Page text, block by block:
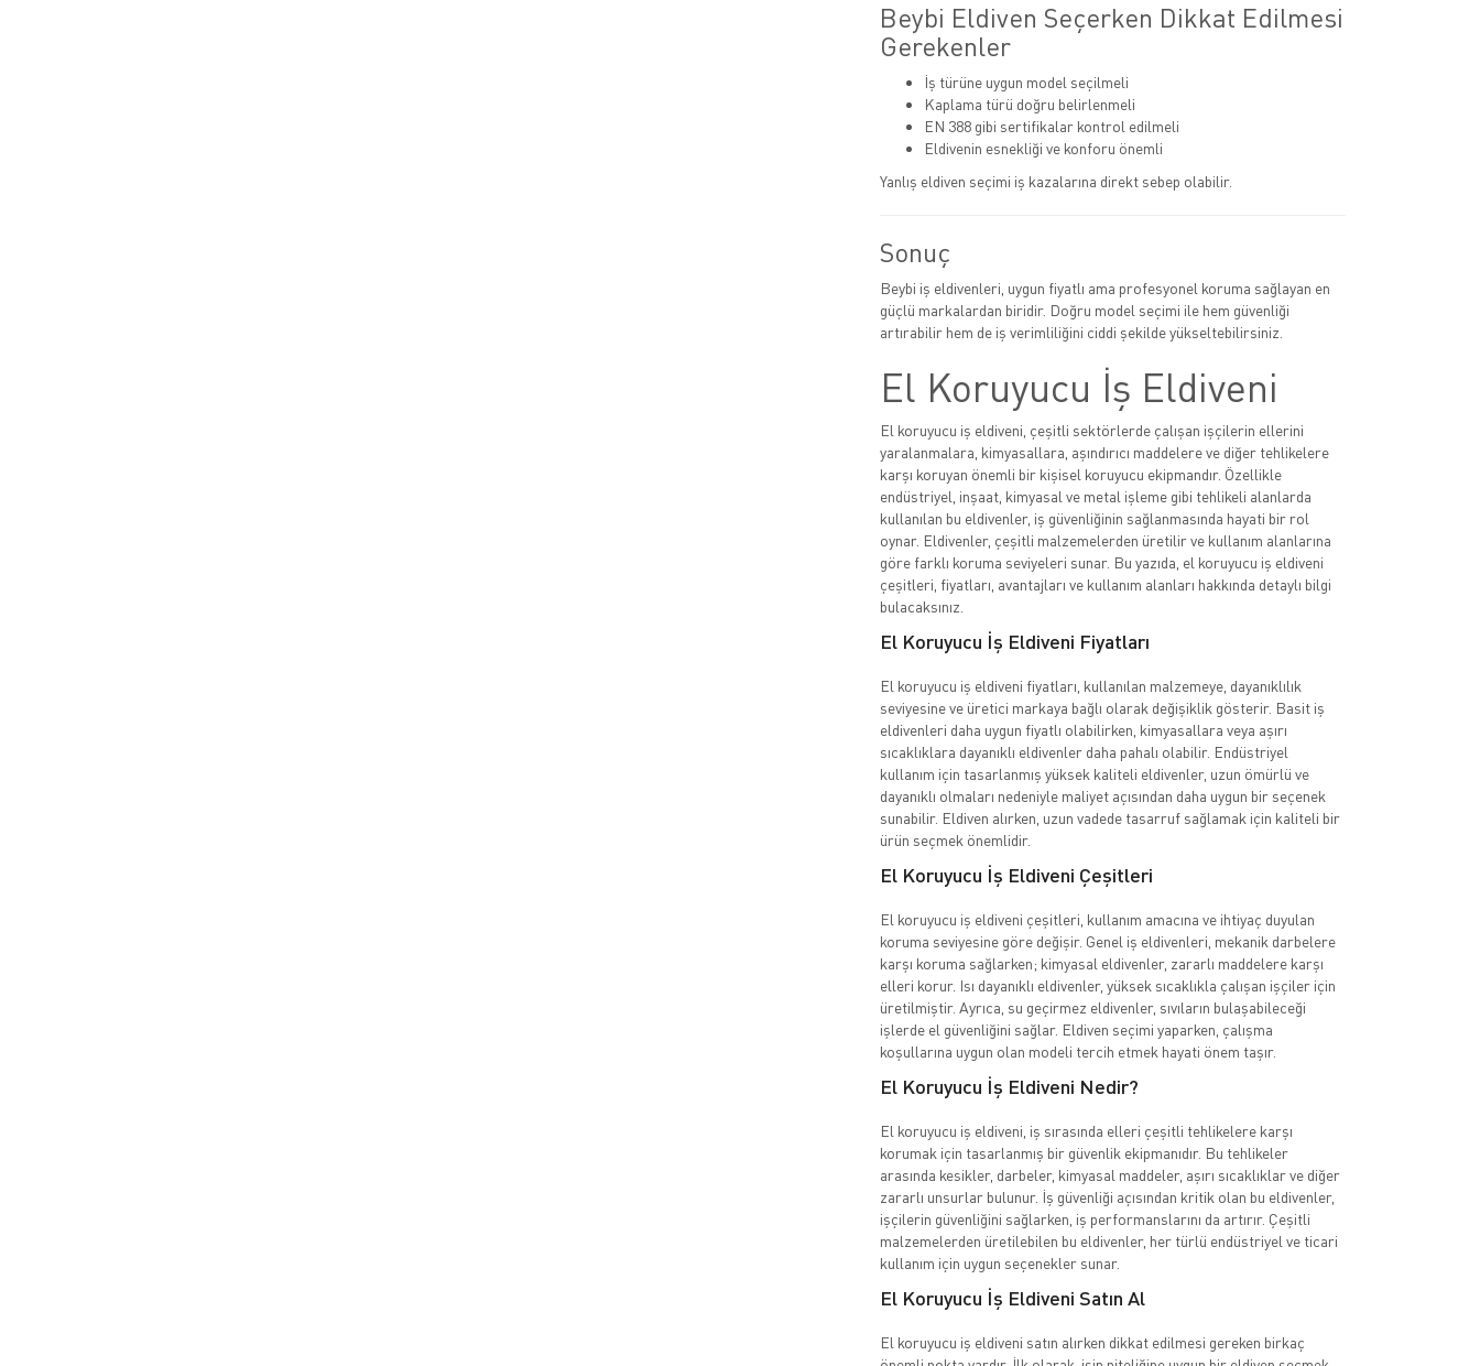
Beybi Eldiven Seçerken Dikkat Edilmesi
Gerekenler
İş türüne uygun model seçilmeli
Kaplama türü doğru belirlenmeli
EN 388 gibi sertifikalar kontrol edilmeli
Eldivenin esnekliği ve konforu önemli
Yanlış eldiven seçimi iş kazalarına direkt sebep olabilir.
Sonuç
Beybi iş eldivenleri, uygun fiyatlı ama profesyonel koruma sağlayan en
güçlü markalardan biridir. Doğru model seçimi ile hem güvenliği
artırabilir hem de iş verimliliğini ciddi şekilde yükseltebilirsiniz.
El Koruyucu İş Eldiveni
El koruyucu iş eldiveni, çeşitli sektörlerde çalışan işçilerin ellerini
yaralanmalara, kimyasallara, aşındırıcı maddelere ve diğer tehlikelere
karşı koruyan önemli bir kişisel koruyucu ekipmandır. Özellikle
endüstriyel, inşaat, kimyasal ve metal işleme gibi tehlikeli alanlarda
kullanılan bu eldivenler, iş güvenliğinin sağlanmasında hayati bir rol
oynar. Eldivenler, çeşitli malzemelerden üretilir ve kullanım alanlarına
göre farklı koruma seviyeleri sunar. Bu yazıda, el koruyucu iş eldiveni
çeşitleri, fiyatları, avantajları ve kullanım alanları hakkında detaylı bilgi
bulacaksınız.
El Koruyucu İş Eldiveni Fiyatları
El koruyucu iş eldiveni fiyatları, kullanılan malzemeye, dayanıklılık
seviyesine ve üretici markaya bağlı olarak değişiklik gösterir. Basit iş
eldivenleri daha uygun fiyatlı olabilirken, kimyasallara veya aşırı
sıcaklıklara dayanıklı eldivenler daha pahalı olabilir. Endüstriyel
kullanım için tasarlanmış yüksek kaliteli eldivenler, uzun ömürlü ve
dayanıklı olmaları nedeniyle maliyet açısından daha uygun bir seçenek
sunabilir. Eldiven alırken, uzun vadede tasarruf sağlamak için kaliteli bir
ürün seçmek önemlidir.
El Koruyucu İş Eldiveni Çeşitleri
El koruyucu iş eldiveni çeşitleri, kullanım amacına ve ihtiyaç duyulan
koruma seviyesine göre değişir. Genel iş eldivenleri, mekanik darbelere
karşı koruma sağlarken; kimyasal eldivenler, zararlı maddelere karşı
elleri korur. Isı dayanıklı eldivenler, yüksek sıcaklıkla çalışan işçiler için
üretilmiştir. Ayrıca, su geçirmez eldivenler, sıvıların bulaşabileceği
işlerde el güvenliğini sağlar. Eldiven seçimi yaparken, çalışma
koşullarına uygun olan modeli tercih etmek hayati önem taşır.
El Koruyucu İş Eldiveni Nedir?
El koruyucu iş eldiveni, iş sırasında elleri çeşitli tehlikelere karşı
korumak için tasarlanmış bir güvenlik ekipmanıdır. Bu tehlikeler
arasında kesikler, darbeler, kimyasal maddeler, aşırı sıcaklıklar ve diğer
zararlı unsurlar bulunur. İş güvenliği açısından kritik olan bu eldivenler,
işçilerin güvenliğini sağlarken, iş performanslarını da artırır. Çeşitli
malzemelerden üretilebilen bu eldivenler, her türlü endüstriyel ve ticari
kullanım için uygun seçenekler sunar.
El Koruyucu İş Eldiveni Satın Al
El koruyucu iş eldiveni satın alırken dikkat edilmesi gereken birkaç